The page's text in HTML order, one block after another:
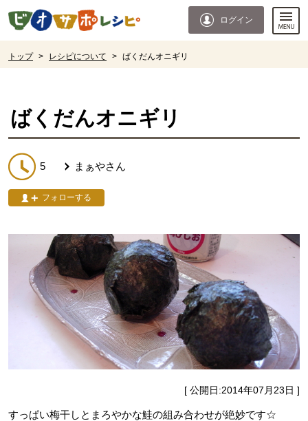
ページの先頭です。
ログイン
トップ > レシピについて > ばくだんオニギリ
ばくだんオニギリ
5 まぁやさん
フォローする
[ 公開日:2014年07月23日 ]
すっぱい梅干しとまろやかな鮭の組み合わせが絶妙です☆